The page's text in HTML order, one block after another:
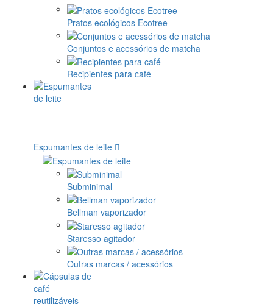
Pratos ecológicos Ecotree
Conjuntos e acessórios de matcha
Recipientes para café
Espumantes de leite
Subminimal
Bellman vaporizador
Staresso agitador
Outras marcas / acessórios